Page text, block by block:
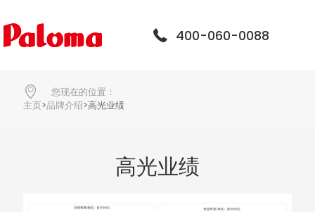
400-060-0088
您现在的位置：
主页>品牌介绍>高光业绩
高光业绩